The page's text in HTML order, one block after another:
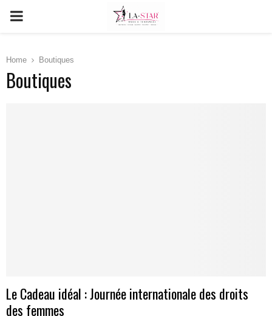
PRIMARY
Home Boutiques
Boutiques
Le Cadeau idéal : Journée internationale des droits
des femmes